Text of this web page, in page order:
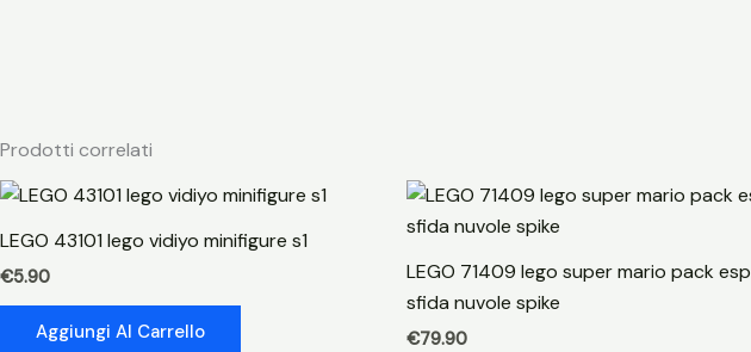
Prodotti correlati
LEGO 43101 lego vidiyo minifigure s1
€5.90
Aggiungi Al Carrello
LEGO 71409 lego super mario pack esp
sfida nuvole spike
€79.90